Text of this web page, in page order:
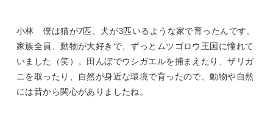
小林 僕は猫が7匹、犬が3匹いるような家で育ったんです。
家族全員、動物が大好きで、ずっとムツゴロウ王国に憧れて
いました（笑）。田んぼでウシガエルを捕まえたり、ザリガ
ニを取ったり、自然が身近な環境で育ったので、動物や自然
には昔から関心がありましたね。